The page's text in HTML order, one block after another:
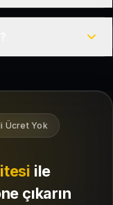
bulmasına
Ücret Yok
ile
çıkarın